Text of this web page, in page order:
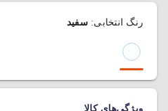
رنگ انتخابی:سفید
ویژگی‌های کالا